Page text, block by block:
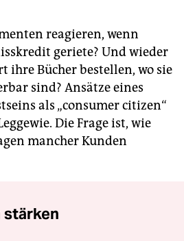
reagieren, wenn
geriete? Und wieder
ihre Bücher bestellen, wo sie
sind? Ansätze eines
als „consumer citizen“
Die Frage ist, wie
mancher Kunden
stärken